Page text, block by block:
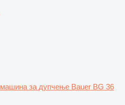
машина за дупчење Bauer BG 36